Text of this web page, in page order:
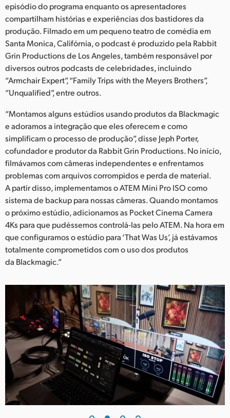
New Zealand
Norway
Poland
Portugal
Singapore
South Africa
Spain
Sweden
Chinese Taipei
Turkey
UAE
Ukraine
United States
episódio do programa enquanto os apresentadores
compartilham histórias e experiências dos bastidores da
produção. Filmado em um pequeno teatro de comédia em
Santa Monica, Califórnia, o podcast é produzido pela Rabbit
Grin Productions de Los Angeles, também responsável por
diversos outros podcasts de celebridades, incluindo
“Armchair Expert”, “Family Trips with the Meyers Brothers”,
“Unqualified”, entre outros.
“Montamos alguns estúdios usando produtos da Blackmagic
e adoramos a integração que eles oferecem e como
simplificam o processo de produção”, disse Jeph Porter,
cofundador e produtor da Rabbit Grin Productions. No início,
filmávamos com câmeras independentes e enfrentamos
problemas com arquivos corrompidos e perda de material.
A partir disso, implementamos o ATEM Mini Pro ISO como
sistema de backup para nossas câmeras. Quando montamos
o próximo estúdio, adicionamos as Pocket Cinema Camera
4Ks para que pudéssemos controlá-las pelo ATEM. Na hora em
que configuramos o estúdio para ‘That Was Us’, já estávamos
totalmente comprometidos com o uso dos produtos
da Blackmagic.”